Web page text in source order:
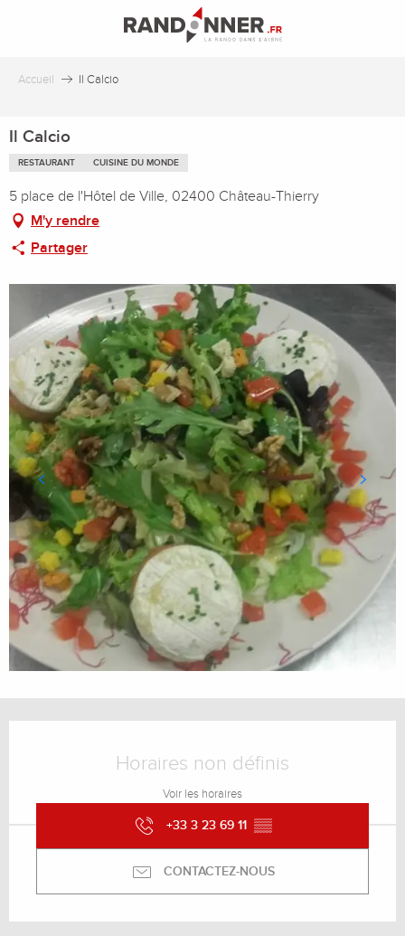
principal
Accueil Il Calcio
Il Calcio
RESTAURANT CUISINE DU MONDE
5 place de l'Hôtel de Ville, 02400 Château-Thierry
M'y rendre
Partager
Horaires non définis
Voir les horaires
+33 3 23 69 11 ▒▒
CONTACTEZ-NOUS